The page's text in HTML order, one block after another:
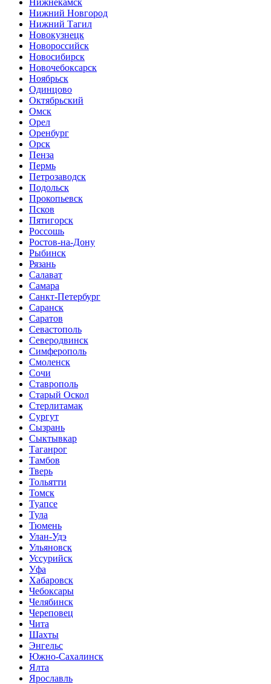
Нижний Новгород
Нижний Тагил
Новокузнецк
Новороссийск
Новосибирск
Новочебоксарск
Ноябрьск
Одинцово
Октябрьский
Омск
Орел
Оренбург
Орск
Пенза
Пермь
Петрозаводск
Подольск
Прокопьевск
Псков
Пятигорск
Россошь
Ростов-на-Дону
Рыбинск
Рязань
Салават
Самара
Санкт-Петербург
Саранск
Саратов
Севастополь
Северодвинск
Симферополь
Смоленск
Сочи
Ставрополь
Старый Оскол
Стерлитамак
Сургут
Сызрань
Сыктывкар
Таганрог
Тамбов
Тверь
Тольятти
Томск
Туапсе
Тула
Тюмень
Улан-Удэ
Ульяновск
Уссурийск
Уфа
Хабаровск
Чебоксары
Челябинск
Череповец
Чита
Шахты
Энгельс
Южно-Сахалинск
Ялта
Ярославль